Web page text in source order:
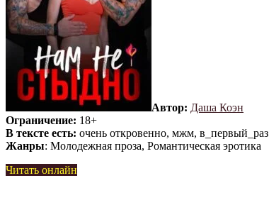
Автор: Даша Коэн
Ограничение: 18+
В тексте есть: очень откровенно, мжм, в_первый_раз
Жанры: Молодежная проза, Романтическая эротика
Читать онлайн